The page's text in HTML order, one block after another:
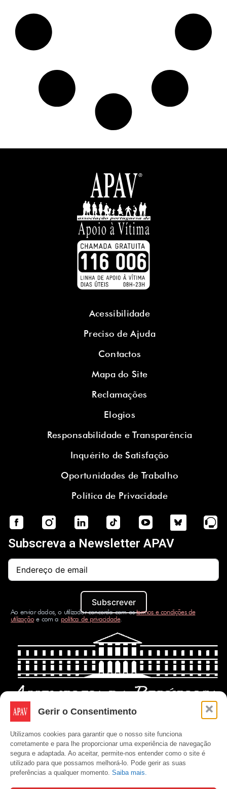
Gerir o Consentimento
Utilizamos cookies para garantir que o nosso site funciona
corretamente e para lhe proporcionar uma experiência de navegação
segura e adaptada. Ao aceitar, permite-nos entender como o site é
utilizado para que possamos melhorá-lo. Pode gerir as suas
preferências a qualquer momento. Saiba mais.
Acessibilidade
Preciso de Ajuda
Contactos
Mapa do Site
Reclamações
Elogios
Responsabilidade e Transparência
Inquérito de Satisfação
Oportunidades de Trabalho
Política de Privacidade
Subscreva a Newsletter APAV
Subscrever
Ao enviar dados, o utilizador concorda com ostermos e condições de
utilizaçãoe com a política de privacidade.